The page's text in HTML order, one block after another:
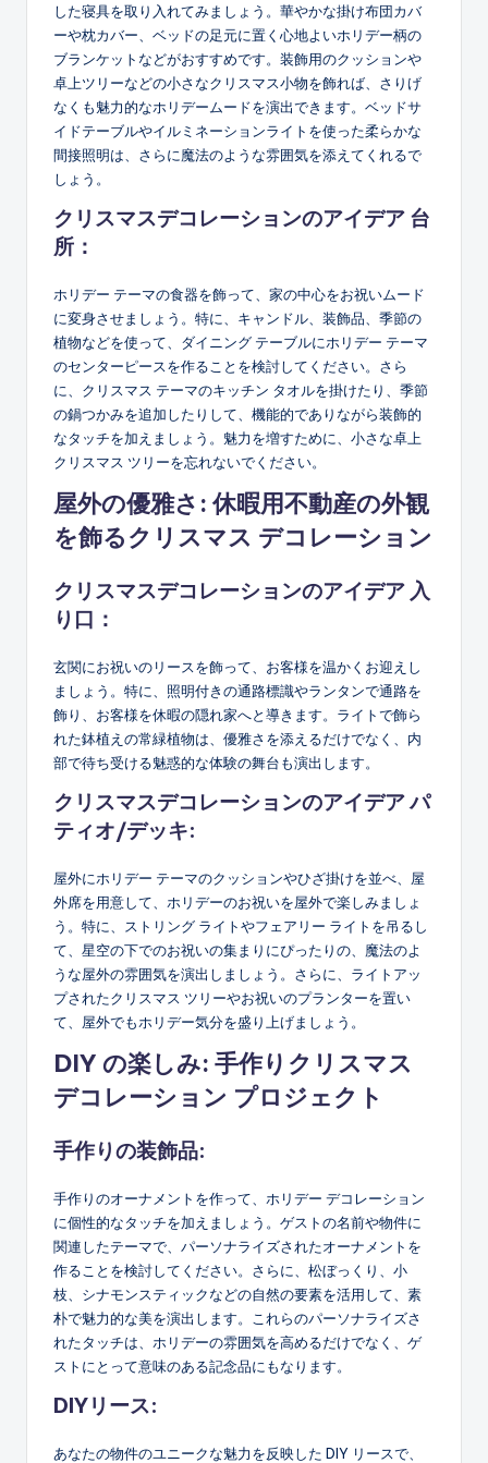
した寝具を取り入れてみましょう。華やかな掛け布団カバ
ーや枕カバー、ベッドの足元に置く心地よいホリデー柄の
ブランケットなどがおすすめです。装飾用のクッションや
卓上ツリーなどの小さなクリスマス小物を飾れば、さりげ
なくも魅力的なホリデームードを演出できます。ベッドサ
イドテーブルやイルミネーションライトを使った柔らかな
間接照明は、さらに魔法のような雰囲気を添えてくれるで
しょう。
クリスマスデコレーションのアイデア 台
所：
ホリデー テーマの食器を飾って、家の中心をお祝いムード
に変身させましょう。特に、キャンドル、装飾品、季節の
植物などを使って、ダイニング テーブルにホリデー テーマ
のセンターピースを作ることを検討してください。さら
に、クリスマス テーマのキッチン タオルを掛けたり、季節
の鍋つかみを追加したりして、機能的でありながら装飾的
なタッチを加えましょう。魅力を増すために、小さな卓上
クリスマス ツリーを忘れないでください。
屋外の優雅さ: 休暇用不動産の外観
を飾るクリスマス デコレーション
クリスマスデコレーションのアイデア 入
り口：
玄関にお祝いのリースを飾って、お客様を温かくお迎えし
ましょう。特に、照明付きの通路標識やランタンで通路を
飾り、お客様を休暇の隠れ家へと導きます。ライトで飾ら
れた鉢植えの常緑植物は、優雅さを添えるだけでなく、内
部で待ち受ける魅惑的な体験の舞台も演出します。
クリスマスデコレーションのアイデアパ
ティオ/デッキ:
屋外にホリデー テーマのクッションやひざ掛けを並べ、屋
外席を用意して、ホリデーのお祝いを屋外で楽しみましょ
う。特に、ストリング ライトやフェアリー ライトを吊るし
て、星空の下でのお祝いの集まりにぴったりの、魔法のよ
うな屋外の雰囲気を演出しましょう。さらに、ライトアッ
プされたクリスマス ツリーやお祝いのプランターを置い
て、屋外でもホリデー気分を盛り上げましょう。
DIY の楽しみ: 手作りクリスマス
デコレーション プロジェクト
手作りの装飾品:
手作りのオーナメントを作って、ホリデー デコレーション
に個性的なタッチを加えましょう。ゲストの名前や物件に
関連したテーマで、パーソナライズされたオーナメントを
作ることを検討してください。さらに、松ぼっくり、小
枝、シナモンスティックなどの自然の要素を活用して、素
朴で魅力的な美を演出します。これらのパーソナライズさ
れたタッチは、ホリデーの雰囲気を高めるだけでなく、ゲ
ストにとって意味のある記念品にもなります。
DIYリース:
あなたの物件のユニークな魅力を反映した DIY リースで、